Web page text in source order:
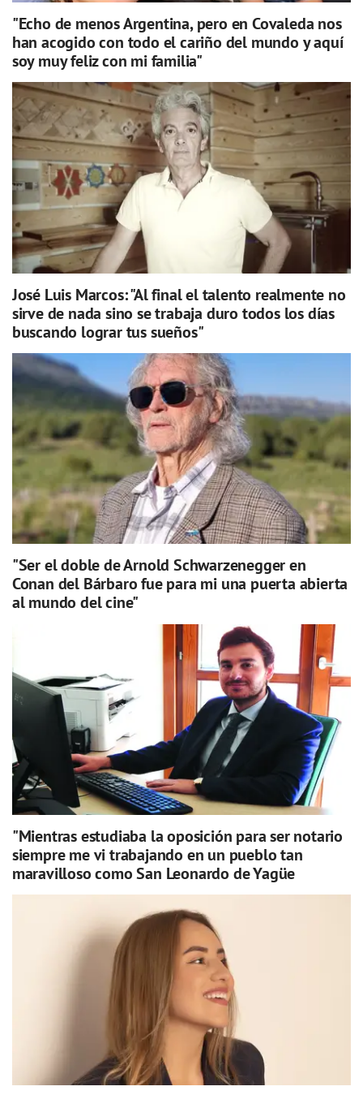
"Echo de menos Argentina, pero en Covaleda nos
han acogido con todo el cariño del mundo y aquí
soy muy feliz con mi familia"
José Luis Marcos: "Al final el talento realmente no
sirve de nada sino se trabaja duro todos los días
buscando lograr tus sueños"
"Ser el doble de Arnold Schwarzenegger en
Conan del Bárbaro fue para mi una puerta abierta
al mundo del cine"
"Mientras estudiaba la oposición para ser notario
siempre me vi trabajando en un pueblo tan
maravilloso como San Leonardo de Yagüe